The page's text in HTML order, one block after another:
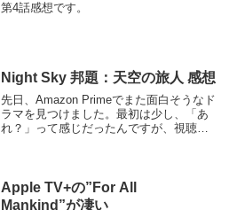
第4話感想です。
Night Sky 邦題：天空の旅人 感想
先日、Amazon Primeでまた面白そうなド
ラマを見つけました。最初は少し、「あ
れ？」って感じだったんですが、視聴す
Apple TV+の”For All
Mankind”が凄い